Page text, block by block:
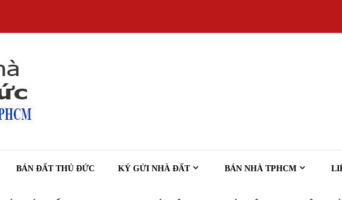
BÁN ĐẤT THỦ ĐỨC KÝ GỬI NHÀ ĐẤT BÁN NHÀ TPHCM